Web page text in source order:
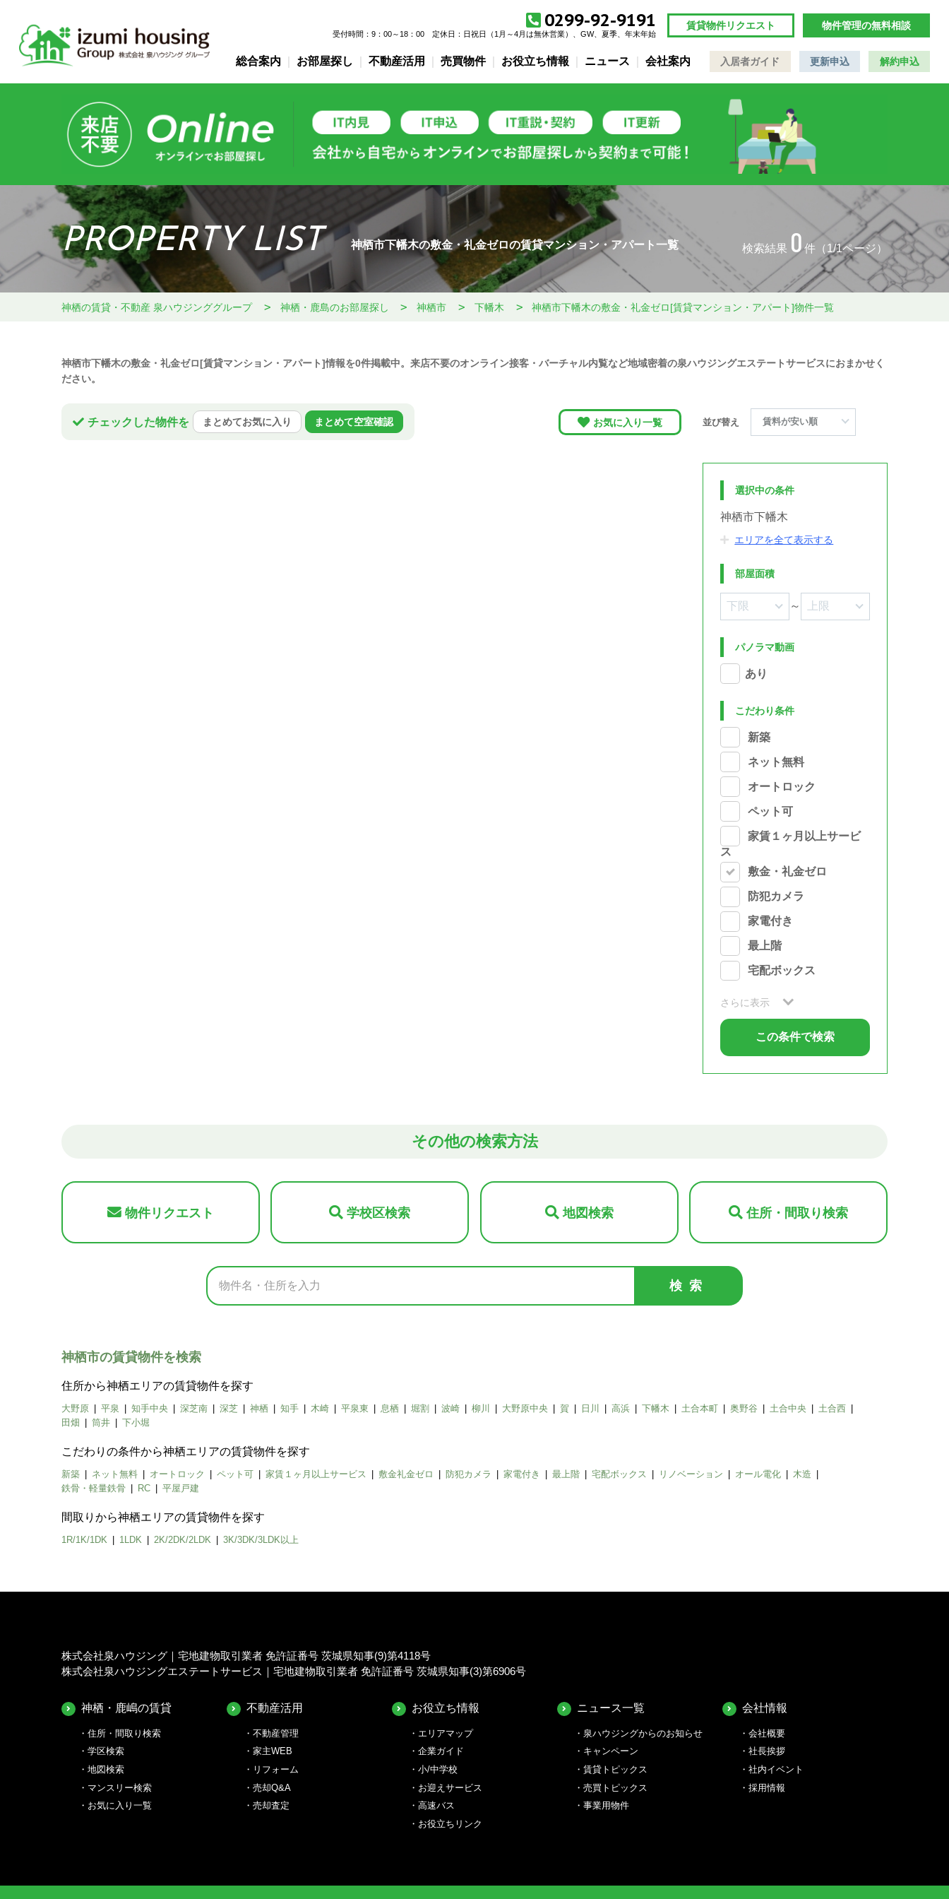
0299-92-9191
受付時間：9：00～18：00定休日： 日祝日（1月～4月は無休営業）、GW、夏季、年末年始
賃貸物件リクエスト 物件管理の無料相談
総合案内 お部屋探し 不動産活用 売買物件 お役立ち情報 ニュース 会社案内 入居者ガイド 更新申込 解約申込
PROPERTY LIST 神栖市下幡木の敷金・礼金ゼロの賃貸マンション・アパート一覧 検索結果 0件（1/1ページ）
神栖の賃貸・不動産 泉ハウジンググループ 神栖・鹿島のお部屋探し 神栖市 下幡木 神栖市下幡木の敷金・礼金ゼロ[賃貸マンション・アパート]物件一覧
神栖市下幡木の敷金・礼金ゼロ[賃貸マンション・アパート]情報を0件掲載中。来店不要のオンライン接客・バーチャル内覧など地域密着の泉ハウジングエステートサービスにおまかせく
ださい。
チェックした物件を まとめてお気に入り まとめて空室確認 お気に入り一覧 並び替え
選択中の条件
神栖市下幡木
エリアを全て表示する
部屋面積
～
パノラマ動画
あり
こだわり条件
新築
ネット無料
オートロック
ペット可
家賃１ヶ月以上サービ
ス
敷金・礼金ゼロ
防犯カメラ
家電付き
最上階
宅配ボックス
さらに表示
その他の検索方法
物件リクエスト 学校区検索 地図検索 住所・間取り検索
検索
神栖市の賃貸物件を検索
住所から神栖エリアの賃貸物件を探す
大野原 平泉 知手中央 深芝南 深芝 神栖 知手 木崎 平泉東 息栖 堀割 波崎 柳川 大野原中央 賀 日川 高浜 下幡木 土合本町 奥野谷 土合中央
土合西
田畑
筒井 下小堀
こだわりの条件から神栖エリアの賃貸物件を探す
新築 ネット無料 オートロック ペット可 家賃１ヶ月以上サービス 敷金礼金ゼロ 防犯カメラ 家電付き 最上階 宅配ボックス リノベーション オール電化
木造
鉄骨・軽量鉄骨
RC 平屋戸建
間取りから神栖エリアの賃貸物件を探す
1R/1K/1DK 1LDK 2K/2DK/2LDK 3K/3DK/3LDK以上
株式会社泉ハウジング｜宅地建物取引業者 免許証番号 茨城県知事(9)第4118号
株式会社泉ハウジングエステートサービス｜宅地建物取引業者 免許証番号 茨城県知事(3)第6906号
神栖・鹿嶋の賃貸
住所・間取り検索
学区検索
地図検索
マンスリー検索
お気に入り一覧
不動産活用
不動産管理
家主WEB
リフォーム
売却Q&A
売却査定
お役立ち情報
エリアマップ
企業ガイド
小/中学校
お迎えサービス
高速バス
お役立ちリンク
ニュース一覧
泉ハウジングからのお知らせ
キャンペーン
賃貸トピックス
売買トピックス
事業用物件
会社情報
会社概要
社長挨拶
社内イベント
採用情報